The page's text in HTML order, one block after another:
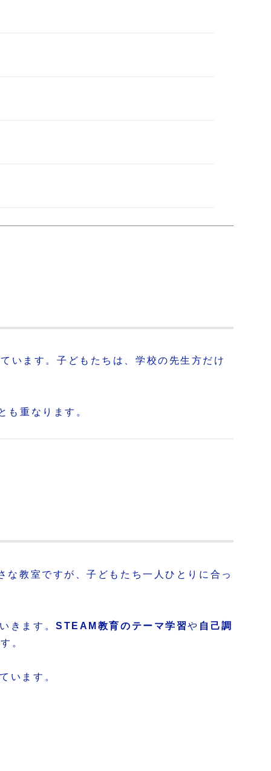
います。子どもたちは、学校の先生方だけ
も重なります。
な教室ですが、子どもたち一人ひとりに合っ
きます。STEAM教育のテーマ学習や 自己調
。
います。